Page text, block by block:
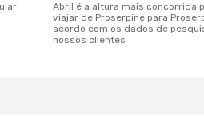
abril é a altura mais concorrida para
viajar de Proserpine para
acordo com os dados de
nossos clientes